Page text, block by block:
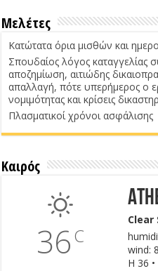
Μελέτες
Κατώτατα όρια μισθών και
Σπουδαίος λόγος καταγγελίας
αποζημίωση, αιτιώδης
απαλλαγή, πότε υπερήμερος ο
νομιμότητας και κρίσεις
Πλασματικοί χρόνοι ασφάλισης
Καιρός
36C
Clear
wind:
H 36